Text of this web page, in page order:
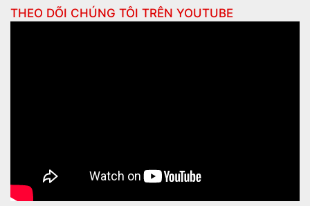
THEO DÕI CHÚNG TÔI TRÊN YOUTUBE